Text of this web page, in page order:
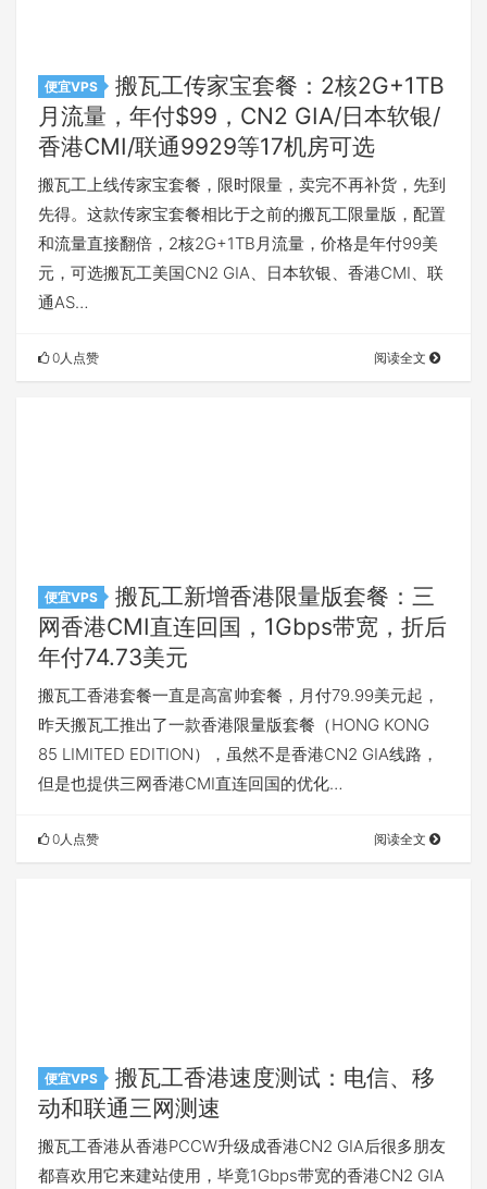
便宜VPS
搬瓦工传家宝套餐：2核2G+1TB
月流量，年付$99，CN2 GIA/日本软银/
香港CMI/联通9929等17机房可选
搬瓦工上线传家宝套餐，限时限量，卖完不再补货，先到
先得。这款传家宝套餐相比于之前的搬瓦工限量版，配置
和流量直接翻倍，2核2G+1TB月流量，价格是年付99美
元，可选搬瓦工美国CN2 GIA、日本软银、香港CMI、联
通AS…
0人点赞 阅读全文
便宜VPS
搬瓦工新增香港限量版套餐：三
网香港CMI直连回国，1Gbps带宽，折后
年付74.73美元
搬瓦工香港套餐一直是高富帅套餐，月付79.99美元起，
昨天搬瓦工推出了一款香港限量版套餐（HONG KONG
85 LIMITED EDITION），虽然不是香港CN2 GIA线路，
但是也提供三网香港CMI直连回国的优化…
0人点赞 阅读全文
便宜VPS
搬瓦工香港速度测试：电信、移
动和联通三网测速
搬瓦工香港从香港PCCW升级成香港CN2 GIA后很多朋友
都喜欢用它来建站使用，毕竟1Gbps带宽的香港CN2 GIA